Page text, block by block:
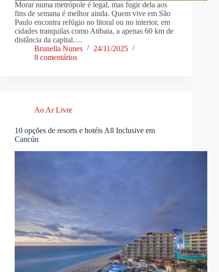
Morar numa metrópole é legal, mas fugir dela aos
fins de semana é melhor ainda. Quem vive em São
Paulo encontra refúgio no litoral ou no interior, em
cidades tranquilas como Atibaia, a apenas 60 km de
distância da capital.…
Brunella Nunes
24/11/2025
8 comentários
Ao Ar Livre
10 opções de resorts e hotéis All Inclusive em
Cancún